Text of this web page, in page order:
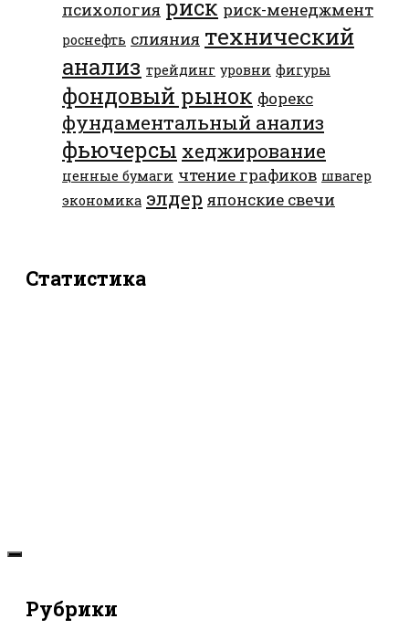
психология риск риск-менеджмент
роснефть слияния технический
анализ трейдинг уровни фигуры
фондовый рынок форекс
фундаментальный анализ
фьючерсы хеджирование
ценные бумаги чтение графиков швагер
экономика элдер японские свечи
Статистика
Рубрики